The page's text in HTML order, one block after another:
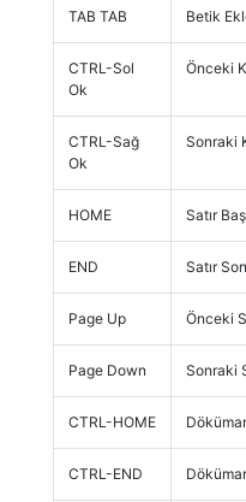
TAB TAB Betik
CTRL-Sol
Ok
Önceki
CTRL-Sağ
Ok
Sonraki
HOME Satır
END Satır
Page Up Önceki
Page Down Sonraki
CTRL-HOME
CTRL-END